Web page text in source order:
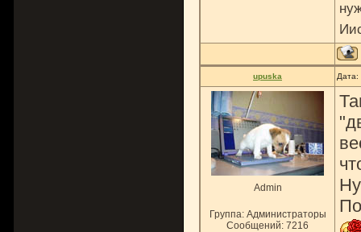
upuska Дата:
Admin
Группа: Администраторы
Сообщений: 7216